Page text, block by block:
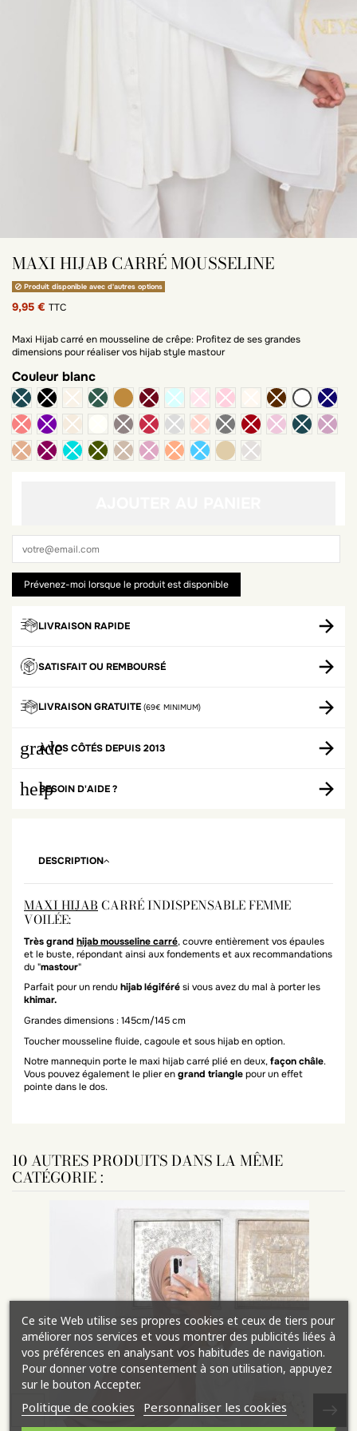
MAXI HIJAB CARRÉ MOUSSELINE
Produit disponible avec d'autres options
9,95 € TTC
Maxi Hijab carré en mousseline de crêpe: Profitez de ses grandes
dimensions pour réaliser vos hijab style mastour
Couleurblanc
camel
sable
LIVRAISON RAPIDE
SATISFAIT OU REMBOURSÉ
LIVRAISON GRATUITE (69€ MINIMUM)
grade
À VOS CÔTÉS DEPUIS 2013
helpBESOIN D'AIDE ?
DESCRIPTION
MAXI HIJAB CARRÉ INDISPENSABLE FEMME
VOILÉE:
Très grand hijab mousseline carré, couvre entièrement vos épaules
et le buste, répondant ainsi aux fondements et aux recommandations
du "mastour"
Parfait pour un renduhijab légiférési vous avez du mal à porter les
khimar.
Grandes dimensions : 145cm/145 cm
Toucher mousseline fluide, cagoule et sous hijab en option.
Notre mannequin porte le maxi hijab carré plié en deux,façon châle.
Vous pouvez également le plier engrand trianglepour un effet
pointe dans le dos.
10 AUTRES PRODUITS DANS LA MÊME
CATÉGORIE :
Ce site Web utilise ses propres cookies et ceux de tiers pour
améliorer nos services et vous montrer des publicités liées à
vos préférences en analysant vos habitudes de navigation.
Pour donner votre consentement à son utilisation, appuyez
sur le bouton Accepter.
Politique de cookies Personnaliser les cookies